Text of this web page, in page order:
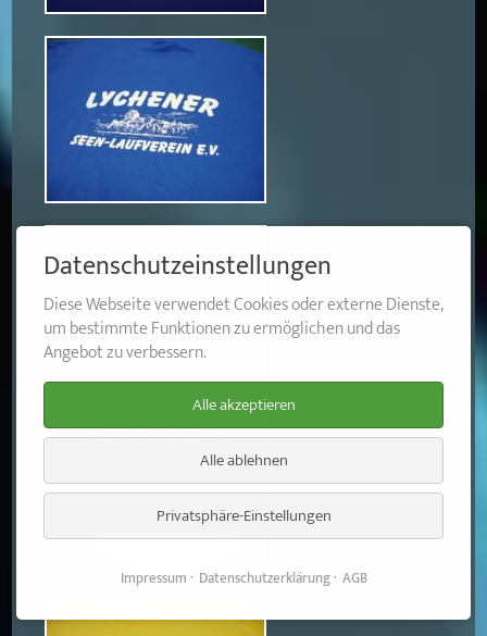
Datenschutzeinstellungen
Diese Webseite verwendet Cookies oder externe Dienste,
um bestimmte Funktionen zu ermöglichen und das
Angebot zu verbessern.
Alle akzeptieren
Alle ablehnen
Privatsphäre-Einstellungen
Impressum Datenschutzerklärung AGB